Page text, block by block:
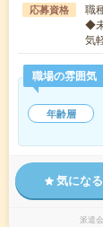
応募資格
職
◆
気
職場の雰囲気
年齢層
気にな
派遣